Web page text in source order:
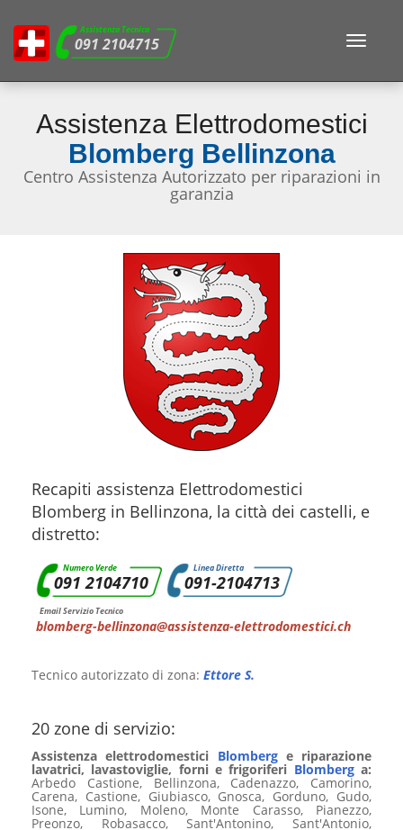
Assistenza Tecnica
091 2104715
Toggle
Assistenza Elettrodomestici
Blomberg Bellinzona
Centro Assistenza Autorizzato per riparazioni in
garanzia
Recapiti assistenza Elettrodomestici
Blomberg in Bellinzona, la città dei castelli, e
distretto:
Numero Verde
091 2104710
Linea Diretta
091-2104713
Email Servizio Tecnico
blomberg-bellinzona@assistenza-elettrodomestici.ch
Tecnico autorizzato di zona: Ettore S.
20 zone di servizio:
Assistenza elettrodomestici Blomberge riparazione
lavatrici, lavastoviglie, forni e frigoriferi Blomberga:
Arbedo Castione, Bellinzona, Cadenazzo, Camorino,
Carena, Castione, Giubiasco, Gnosca, Gorduno, Gudo,
Isone, Lumino, Moleno, Monte Carasso, Pianezzo,
Preonzo, Robasacco, Sant'Antonino, Sant'Antonio,